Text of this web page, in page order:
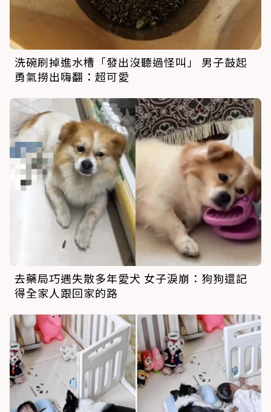
洗碗刷掉進水槽「發出沒聽過怪叫」 男子鼓起
勇氣撈出嗨翻：超可愛
去藥局巧遇失散多年愛犬 女子淚崩：狗狗還記
得全家人跟回家的路